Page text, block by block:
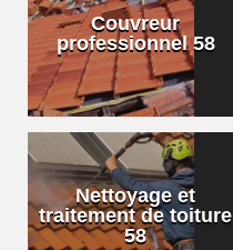
Couvreur
professionnel 58
Nettoyage et
traitement de toiture
58